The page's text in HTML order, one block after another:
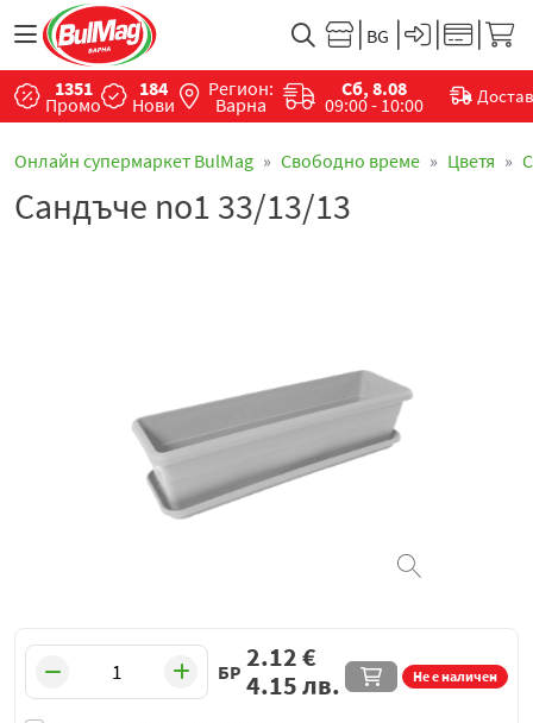
1351
Промо
184
Нови
Регион:
Варна
Сб, 8.08
09:00 - 10:00
Онлайн супермаркет BulMag Свободно време Цветя
Сандъче no1 33/13/13
БР Не е наличен
2.12€
4.15лв.